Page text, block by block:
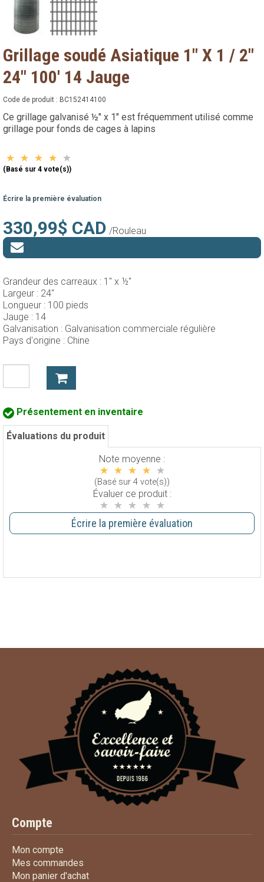
Grillage soudé Asiatique 1" X 1 / 2"
24" 100' 14 Jauge
Code de produit : BC152414100
Ce grillage galvanisé ½" x 1" est fréquemment utilisé comme
grillage pour fonds de cages à lapins
(Basé sur 4 vote(s))
Écrire la première évaluation
330,99$ CAD /Rouleau
Grandeur des carreaux : 1" x ½"
Largeur : 24"
Longueur : 100 pieds
Jauge : 14
Galvanisation : Galvanisation commerciale régulière
Pays d'origine : Chine
Présentement en inventaire
Évaluations du produit
Note moyenne :
(Basé sur 4 vote(s))
Évaluer ce produit :
Écrire la première évaluation
Compte
Mon compte
Mes commandes
Mon panier d'achatMon panier d'achat